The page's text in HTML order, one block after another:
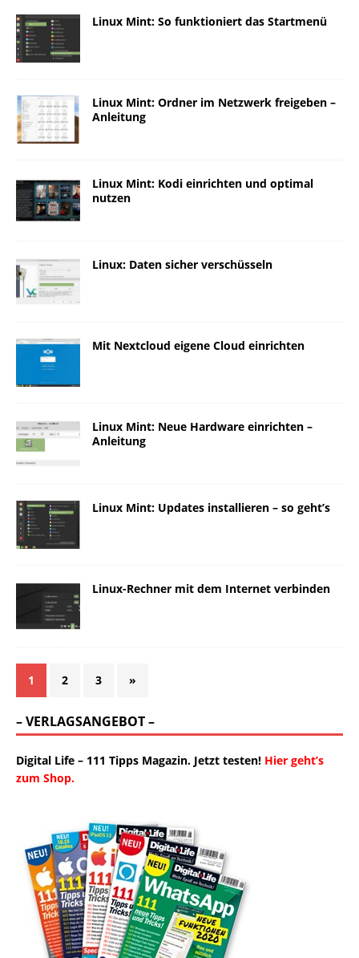
Linux Mint: So funktioniert das Startmenü
Linux Mint: Ordner im Netzwerk freigeben –
Anleitung
Linux Mint: Kodi einrichten und optimal
nutzen
Linux: Daten sicher verschüsseln
Mit Nextcloud eigene Cloud einrichten
Linux Mint: Neue Hardware einrichten –
Anleitung
Linux Mint: Updates installieren – so geht’s
Linux-Rechner mit dem Internet verbinden
1 2 3 »
– VERLAGSANGEBOT –
Digital Life – 111 Tipps Magazin. Jetzt testen! Hier geht’s
zum Shop.